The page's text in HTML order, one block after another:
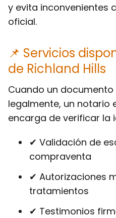
y evita inconvenientes
oficial.
📌 Servicios
de Richland Hills
Cuando un
legalmente, un notario
encarga de verificar la
✔ Validación de
compraventa
✔ Autorizaciones
tratamientos
✔ Testimonios